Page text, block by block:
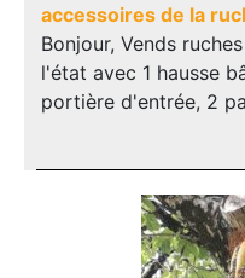
accessoires de la
Bonjour, Vends
l'état avec 1 hausse
portière d'entrée, 2